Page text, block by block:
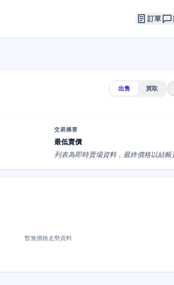
訂單
出售 買取
交易摘要
最低賣價
列表為即時賣場資料，最終價格以結帳
暫無價格走勢資料